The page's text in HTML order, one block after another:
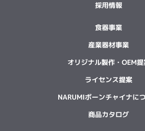
採用情報
食器事業
産業器材事業
オリジナル製作・OEM提
ライセンス提案
NARUMIボーンチャイナに
商品カタログ